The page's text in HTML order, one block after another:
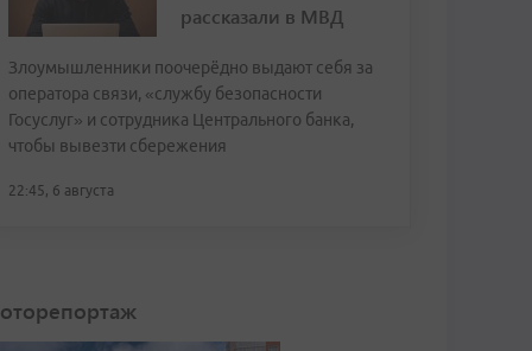
рассказали в МВД
Злоумышленники поочерёдно выдают себя за
оператора связи, «службу безопасности
Госуслуг» и сотрудника Центрального банка,
чтобы вывезти сбережения
22:45, 6 августа